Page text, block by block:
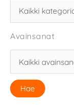
Avainsanat